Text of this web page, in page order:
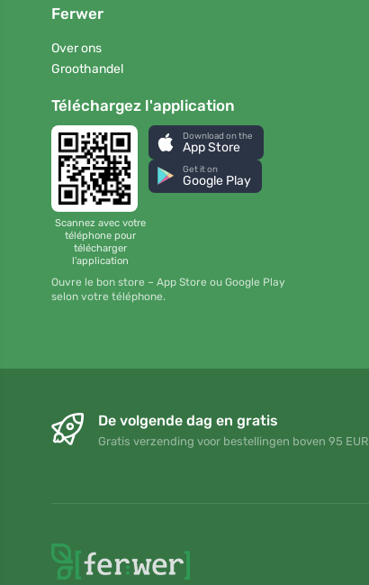
Ferwer
Over ons
Groothandel
Téléchargez l'application
Scannez avec votre
téléphone pour
télécharger
l'application
Download on the
App Store
Get it on
Google Play
Ouvre le bon store – App Store ou Google Play
selon votre téléphone.
De volgende dag en gratis
Gratis verzending voor bestellingen boven 95 EUR